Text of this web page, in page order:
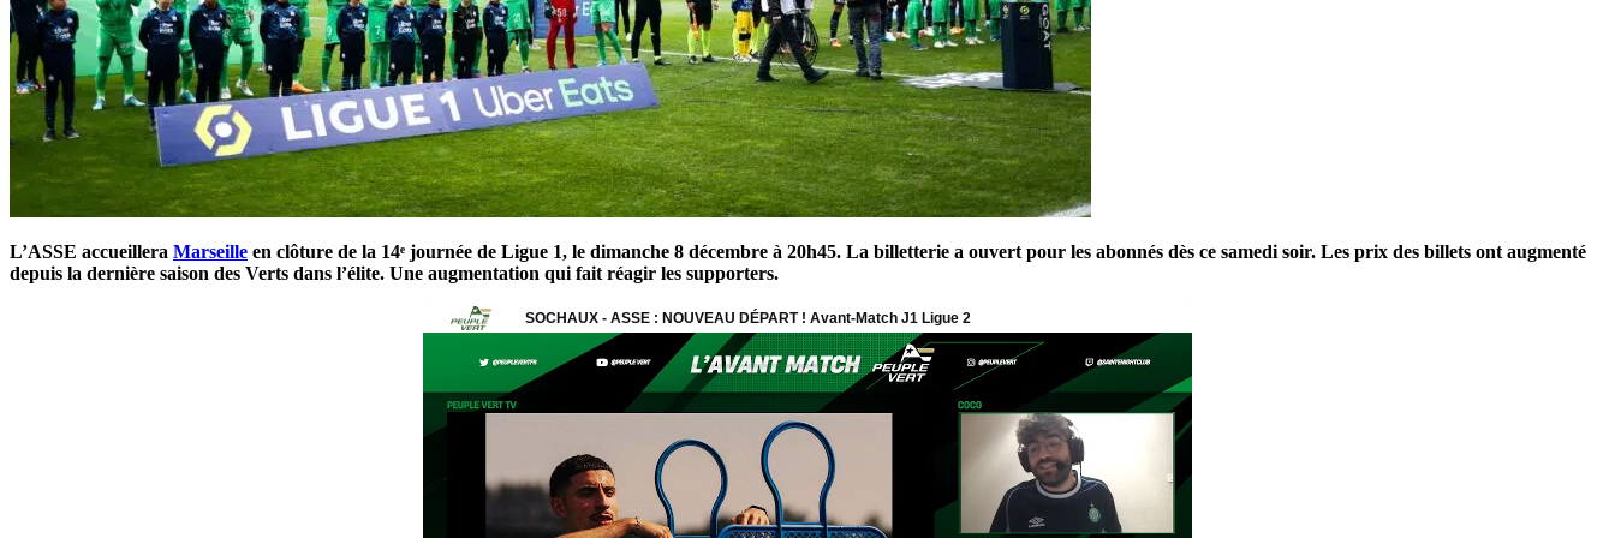
L’ASSE accueillera Marseille en clôture de la 14ᵉ journée de Ligue 1, le dimanche 8 décembre à 20h45. La billetterie a ouvert pour les abonnés dès ce samedi soir. Les prix des billets ont augmenté
depuis la dernière saison des Verts dans l’élite. Une augmentation qui fait réagir les supporters.